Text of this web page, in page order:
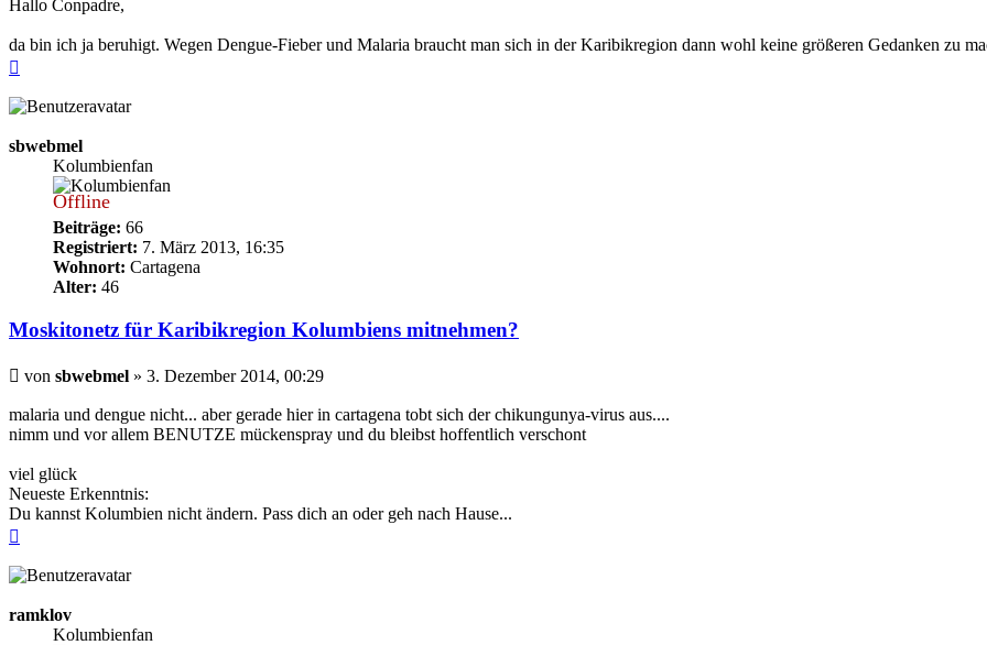
Hallo Conpadre,
da bin ich ja beruhigt. Wegen Dengue-Fieber und Malaria braucht man sich in der Karibikregion dann wohl keine größeren Gedanken zu
sbwebmel
Kolumbienfan
Offline
Beiträge: 66
Registriert: 7. März 2013, 16:35
Wohnort: Cartagena
Alter: 46
Moskitonetz für Karibikregion Kolumbiens mitnehmen?
Beitrag
von sbwebmel » 3. Dezember 2014, 00:29
malaria und dengue nicht... aber gerade hier in cartagena tobt sich der chikungunya-virus aus....
nimm und vor allem BENUTZE mückenspray und du bleibst hoffentlich verschont
viel glück
Neueste Erkenntnis:
Du kannst Kolumbien nicht ändern. Pass dich an oder geh nach Hause...
ramklov
Kolumbienfan